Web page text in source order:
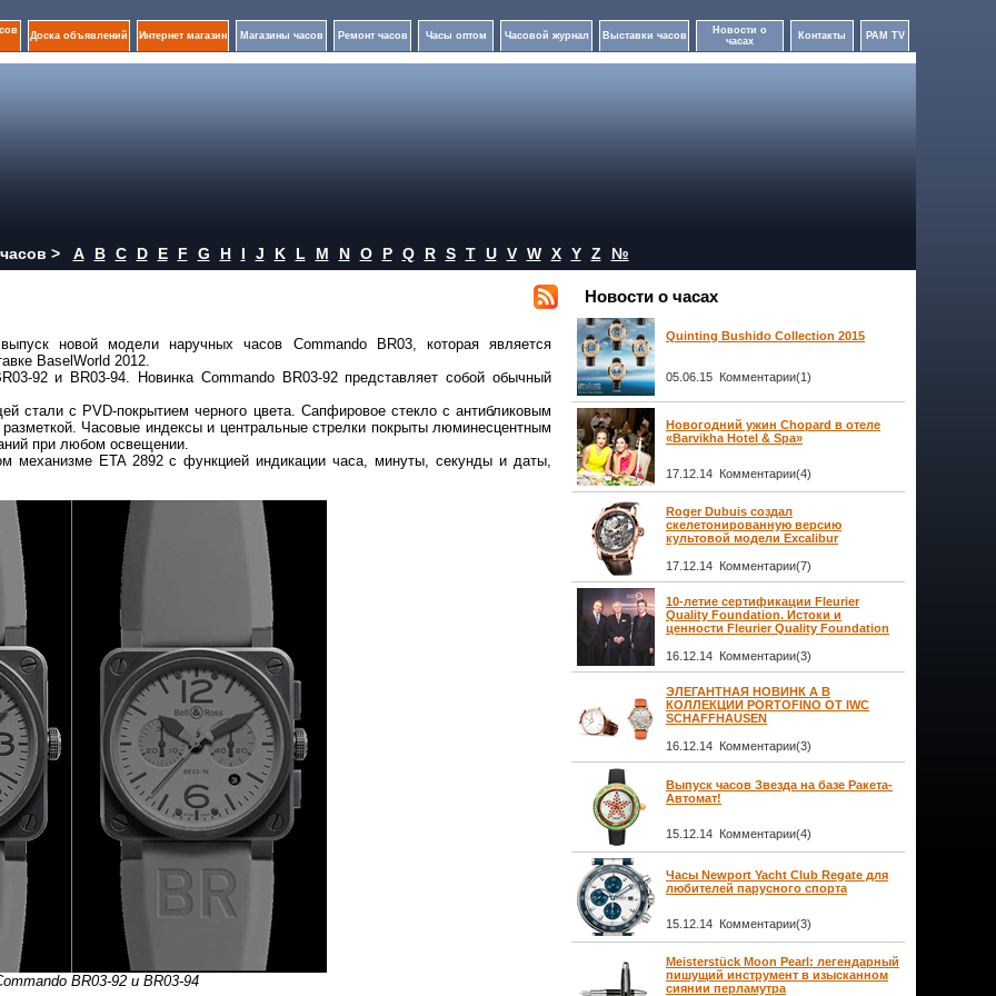
Доска объявлений Интернет магазин Магазины часов Ремонт часов Часы оптом Часовой журнал Выставки часов
Новости о
часах
Контакты PAM TV
> A B C D E F G H I J K L M N O P Q R S T U V W X Y Z №
новой модели наручных часов Commando BR03, которая является
BaselWorld 2012.
92 и BR03-94. Новинка Commando BR03-92 представляет собой обычный
с PVD-покрытием черного цвета. Сапфировое стекло с антибликовым
Часовые индексы и центральные стрелки покрыты люминесцентным
при любом освещении.
механизме ETA 2892 с функцией индикации часа, минуты, секунды и даты,
BR03-92 и BR03-94
Новости о часах
Quinting Bushido Collection 2015
05.06.15 Комментарии(1)
Новогодний ужин Chopard в отеле
«Barvikha Hotel & Spa»
17.12.14 Комментарии(4)
Roger Dubuis создал
скелетонированную версию
культовой модели Excalibur
17.12.14 Комментарии(7)
10-летие сертификации Fleurier
Quality Foundation. Истоки и
ценности Fleurier Quality Foundation
16.12.14 Комментарии(3)
ЭЛЕГАНТНАЯ НОВИНК А В
КОЛЛЕКЦИИ PORTOFINO ОТ IWC
SCHAFFHAUSEN
16.12.14 Комментарии(3)
Выпуск часов Звезда на базе Ракета-
Автомат!
15.12.14 Комментарии(4)
Часы Newport Yacht Club Regate для
любителей парусного спорта
15.12.14 Комментарии(3)
Meisterstück Moon Pearl: легендарный
пишущий инструмент в изысканном
сиянии перламутра